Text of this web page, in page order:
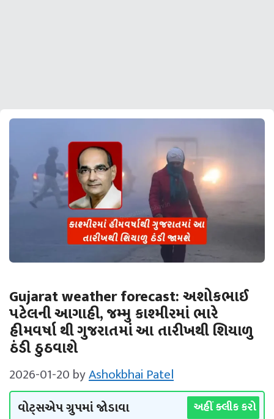
Gujarat weather forecast: અશોકભાઈ
પટેલની આગાહી, જમ્‍મુ કાશ્‍મીરમાં ભારે
હીમવર્ષા થી ગુજરાતમાં આ તારીખથી શિયાળુ
ઠંડી ઠુઠવાશે
2026-01-20 byAshokbhai Patel
વોટ્સએપ ગ્રુપમાં જોડાવા અહીં ક્લીક કરો